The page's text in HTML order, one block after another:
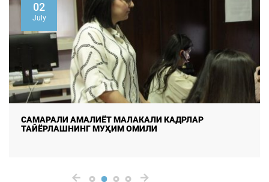
02
July
САМАРАЛИ АМАЛИЁТ МАЛАКАЛИ КАДРЛАР
ТАЙЁРЛАШНИНГ МУҲИМ ОМИЛИ